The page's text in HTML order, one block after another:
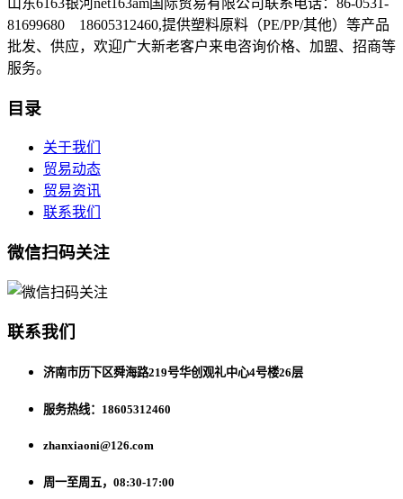
81699680 18605312460,提供塑料原料（PE/PP/其他）等产品
批发、供应，欢迎广大新老客户来电咨询价格、加盟、招商等
服务。
目录
关于我们
贸易动态
贸易资讯
联系我们
微信扫码关注
联系我们
济南市历下区舜海路219号华创观礼中心4号楼26层
服务热线：18605312460
zhanxiaoni@126.com
周一至周五，08:30-17:00